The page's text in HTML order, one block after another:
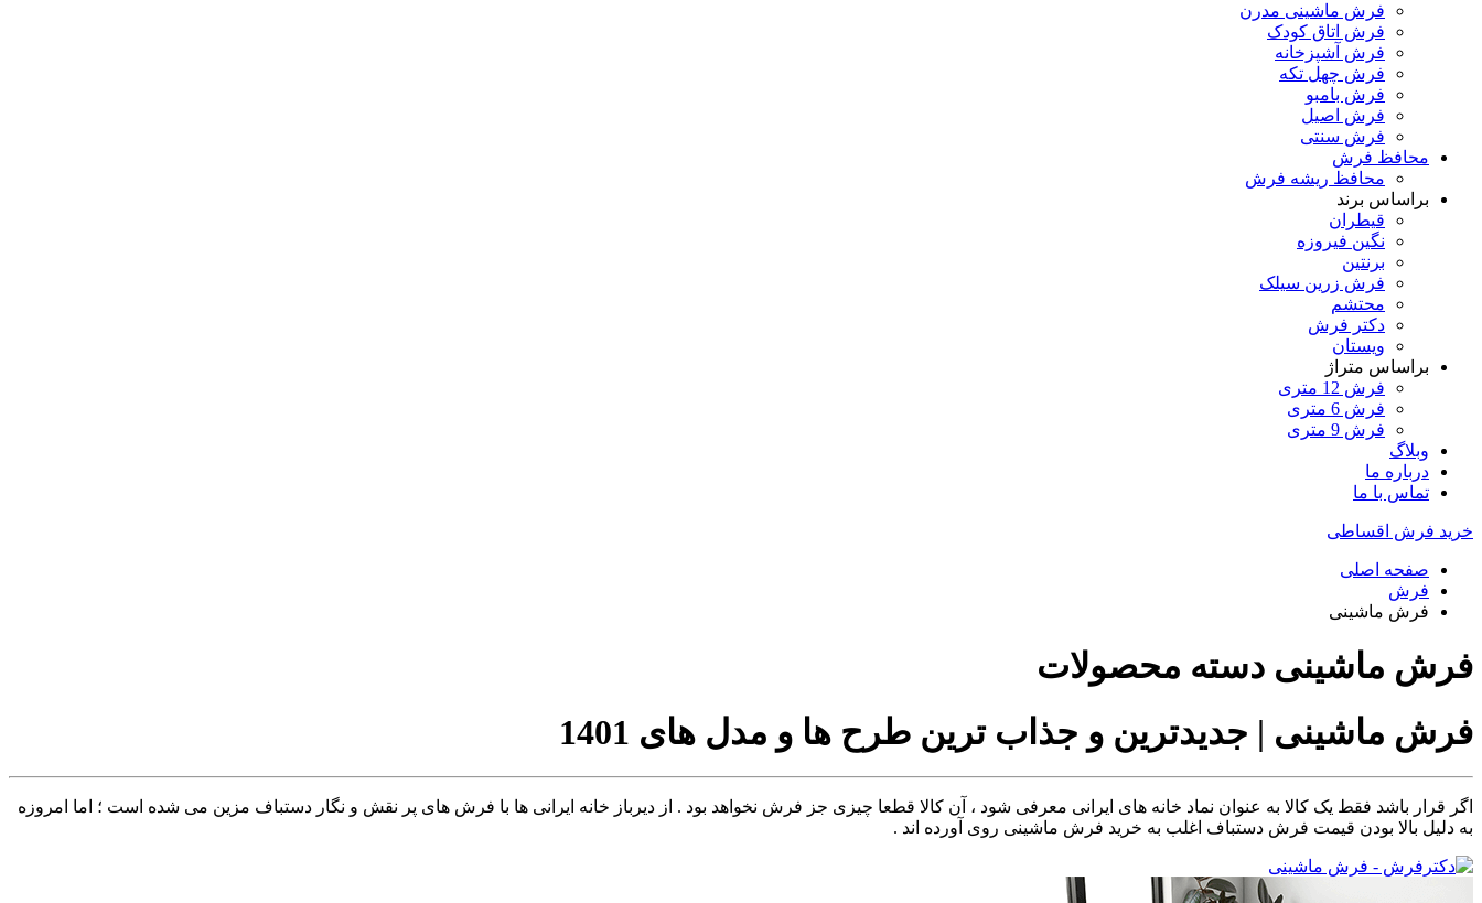
فرش ماشینی مدرن
فرش اتاق کودک
فرش آشپزخانه
فرش چهل تکه
فرش بامبو
فرش اصیل
فرش سنتی
محافظ فرش
محافظ ریشه فرش
براساس برند
قیطران
نگین فیروزه
برنتین
فرش زرین سیلک
محتشم
دکتر فرش
ویستان
براساس متراژ
فرش 12 متری
فرش 6 متری
فرش 9 متری
وبلاگ
درباره ما
تماس با ما
خرید فرش اقساطی
صفحه اصلی
فرش
فرش ماشینی
فرش ماشینی دسته محصولات
فرش ماشینی | جدیدترین و جذاب ترین طرح ها و مدل های 1401
اگر قرار باشد فقط یک کالا به عنوان نماد خانه های ایرانی معرفی شود ، آن کالا قطعا چیزی جز فرش نخواهد بود . از دیرباز خانه ایرانی ها با فرش های پر نقش و نگار دستباف مزین می شده است ؛ اما امروزه
به دلیل بالا بودن قیمت فرش دستباف اغلب به خرید فرش ماشینی روی آورده اند .